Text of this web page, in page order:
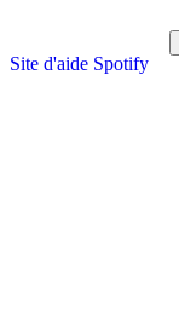
Site d'aide Spotify